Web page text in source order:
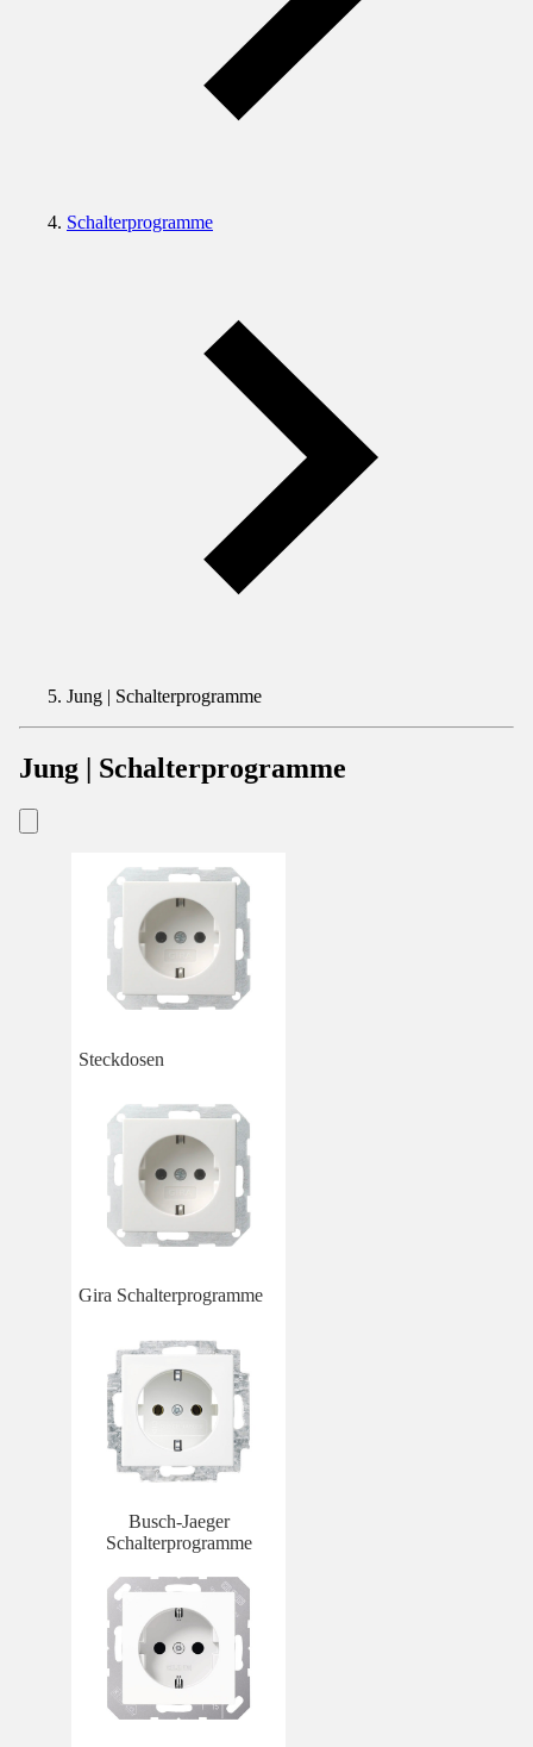
Schalterprogramme
Jung | Schalterprogramme
Jung | Schalterprogramme
Steckdosen
Gira Schalterprogramme
Busch-Jaeger
Schalterprogramme